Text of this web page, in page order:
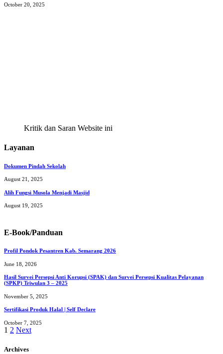
October 20, 2025
Kritik dan Saran Website ini
Layanan
Dokumen Pindah Sekolah
August 21, 2025
Alih Fungsi Musola Menjadi Masjid
August 19, 2025
E-Book/Panduan
Profil Pondok Pesantren Kab. Semarang 2026
June 18, 2026
Hasil Survei Persepsi Anti Korupsi (SPAK) dan Survei Persepsi Kualitas Pelayanan
(SPKP) Triwulan 3 – 2025
November 5, 2025
Sertifikasi Produk Halal | Self Declare
October 7, 2025
1 2 Next
Archives